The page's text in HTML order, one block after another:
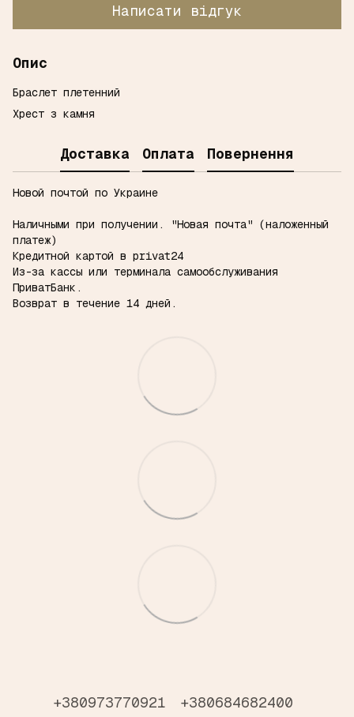
Написати відгук
Опис
Браслет плетенний
Хрест з камня
Доставка Оплата Повернення
Новой почтой по Украине
Наличными при получении.
"Новая почта" (наложенный
платеж)
Кредитной картой в privat24
Из-за кассы или терминала самообслуживания
ПриватБанк.
Возврат в течение 14 дней.
+380973770921 +380684682400